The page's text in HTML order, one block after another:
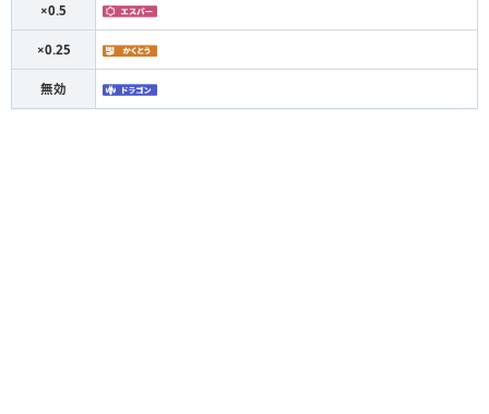
特攻 128
特防 117
素早さ 112
×0.5
×0.25
無効